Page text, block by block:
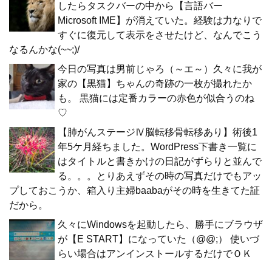
したらタスクバーの中から【言語バー
Microsoft IME】が消えていた。経験は力なりで
すぐに復元して表示をさせたけど、なんでこう
なるんかな(~~;)/
今日の写真は男前じゃろ（～エ～）久々に我が
家の【黒猫】ちゃんの奇跡の一枚が撮れたか
も。 黒猫には定番カラーの赤色が似合うのね
♡
【肺がんステージⅣ脳転移骨転移あり】術後1
年5ケ月経ちました。WordPress下書き一覧に
はタイトルと書きかけの日記がずらりと並んで
る。。。とりあえずその時の写真だけでもアッ
プしておこうか、箱入り主婦baabaがその時を生きてた証
だから。
久々にWindowsを起動したら、勝手にブラウザ
が【E START】になっていた（@@;） 使いづ
らい場合はアンインストールするだけでＯＫ